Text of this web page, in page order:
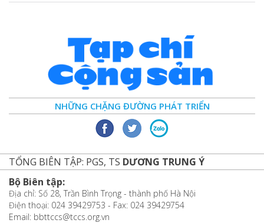
NHỮNG CHẶNG ĐƯỜNG PHÁT TRIỂN
TỔNG BIÊN TẬP: PGS, TS DƯƠNG TRUNG Ý
Bộ Biên tập:
Địa chỉ: Số 28, Trần Bình Trọng - thành phố Hà Nội
Điện thoại: 024 39429753 - Fax: 024 39429754
Email: bbttccs@tccs.org.vn